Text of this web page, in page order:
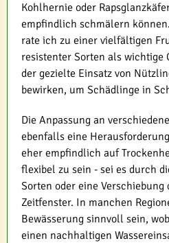
Kohlhernie oder
empfindlich schmälern
rate ich zu einer vielfältigen
resistenter Sorten als wichtige
der gezielte Einsatz von
bewirken, um Schädlinge in
Die Anpassung an
ebenfalls eine
eher empfindlich auf
flexibel zu sein - sei es durch
Sorten oder eine
Zeitfenster. In manchen
Bewässerung sinnvoll sein,
einen nachhaltigen